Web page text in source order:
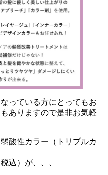
っている方にとってもお
ありますので是非お気軽
酸性カラー（トリプルカ
込）が、、、